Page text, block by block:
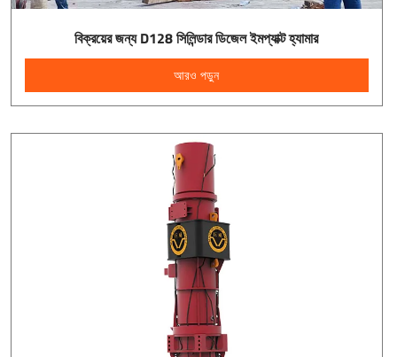
বিক্রয়ের জন্য D128 সিলিন্ডার ডিজেল ইমপ্যাক্ট হ্যামার
আরও পড়ুন